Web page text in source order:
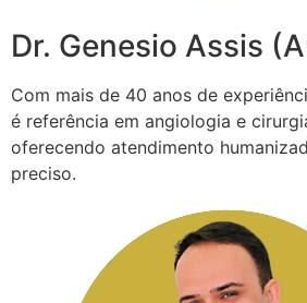
Dr. Genesio Assis
Com mais de 40 anos de
é referência em angiologia e
oferecendo atendimento
preciso.